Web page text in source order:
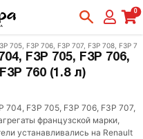
0
705, F3P 706, F3P 707, F3P 708, F3P
F3P 705, F3P 706,
760 (1.8 л)
704, F3P 705, F3P 706, F3P 707,
французской марки,
устанавливались на Renault